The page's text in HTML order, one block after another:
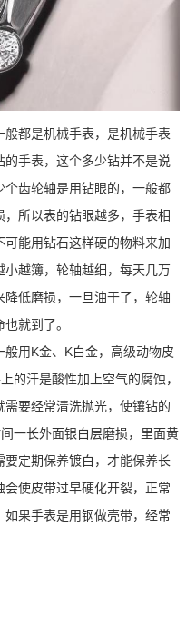
都是机械手表，是机械手表
手表，这个多少钻并不是说
齿轮轴是用钻眼的，一般都
所以表的钻眼越多，手表相
能用钻石这样硬的物料来加
越簿，轮轴越细，每天几万
低磨损，一旦油干了，轮轴
就到了。
用K金、K白金，高级动物皮
的汗是酸性加上空气的腐蚀，
要经常清洗抛光，使镶钻的
一长外面银白层磨损，里面黄
定期保养镀白，才能保养长
使皮带过早硬化开裂，正常
果手表是用钢做壳带，经常